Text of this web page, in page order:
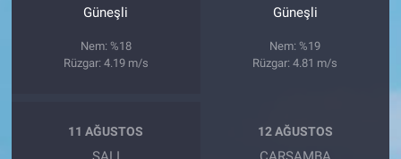
Güneşli
Nem: %18
Rüzgar: 4.19 m/s
Güneşli
Nem: %19
Rüzgar: 4.81 m/s
11 AĞUSTOS 12 AĞUSTOS